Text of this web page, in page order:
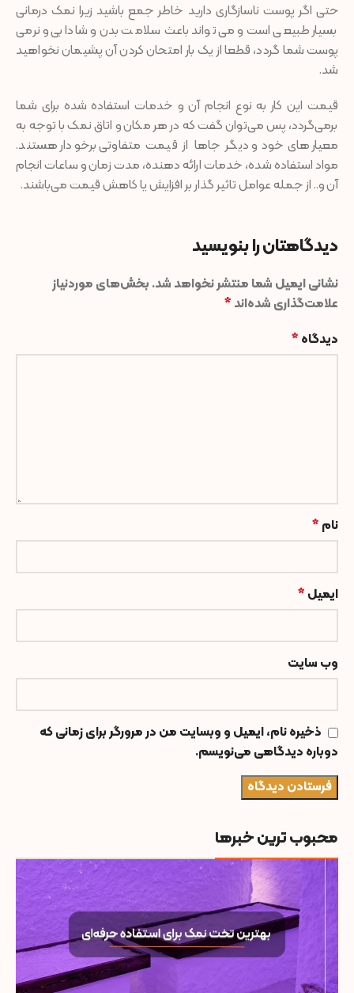
حتی اگر پوست ناسازگاری دارید خاطر جمع باشید زیرا نمک درمانی
بسیار طبیعی است و می‌تواند باعث سلامت بدن و شادابی و نرمی
پوست شما گردد، قطعا از یک بار امتحان کردن آن پشیمان نخواهید
شد.
قیمت این کار به نوع انجام آن و خدمات استفاده شده برای شما
برمی‌گردد، پس می‌توان گفت که در هر مکان و اتاق نمک با توجه به
معیار های خود و دیگر جاها از قیمت متفاوتی برخودار هستند.
مواد استفاده شده، خدمات ارائه دهنده، مدت زمان و ساعات انجام
آن و.. از جمله عوامل تاثیر گذار بر افزایش یا کاهش قیمت می‌باشند.
دیدگاهتان را بنویسید
نشانی ایمیل شما منتشر نخواهد شد. بخش‌های موردنیاز
علامت‌گذاری شده‌اند *
دیدگاه *
نام *
ایمیل *
وب‌ سایت
ذخیره نام، ایمیل و وبسایت من در مرورگر برای زمانی که
دوباره دیدگاهی می‌نویسم.
محبوب ترین خبرها